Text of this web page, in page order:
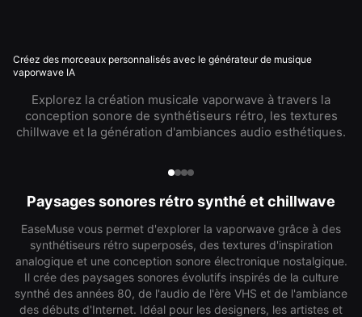
Créez des morceaux personnalisés avec le générateur de musique
vaporwave IA
Explorez la création musicale vaporwave à travers la
conception sonore de synthétiseurs rétro, les textures
chillwave et la génération d'ambiances audio esthétiques.
Paysages sonores rétro synthé et chillwave
EaseMuse vous permet d'explorer la vaporwave grâce à des
synthétiseurs rétro superposés, des textures d'inspiration
analogique et une conception sonore électronique nostalgique.
Il crée des paysages sonores évolutifs inspirés de la culture
synthé des années 80, de l'audio de l'ère VHS et de l'ambiance
des débuts d'Internet. Idéal pour les designers, les artistes et